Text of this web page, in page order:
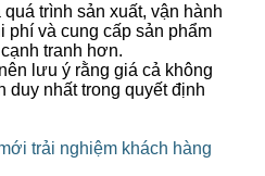
trình sản xuất, vận hành
phí và cung cấp sản phẩm
tranh hơn.
lưu ý rằng giá cả không
duy nhất trong quyết định
trải nghiệm khách hàng